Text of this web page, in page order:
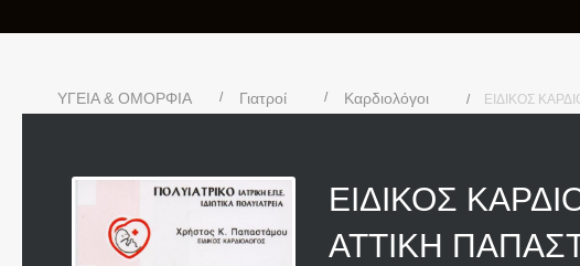
ΥΓΕΙΑ & ΟΜΟΡΦΙΑ
Γιατροί Καρδιολόγοι ΕΙΔΙΚΟΣ
ΕΙΔΙΚΟΣ
ΑΤΤΙΚΗ